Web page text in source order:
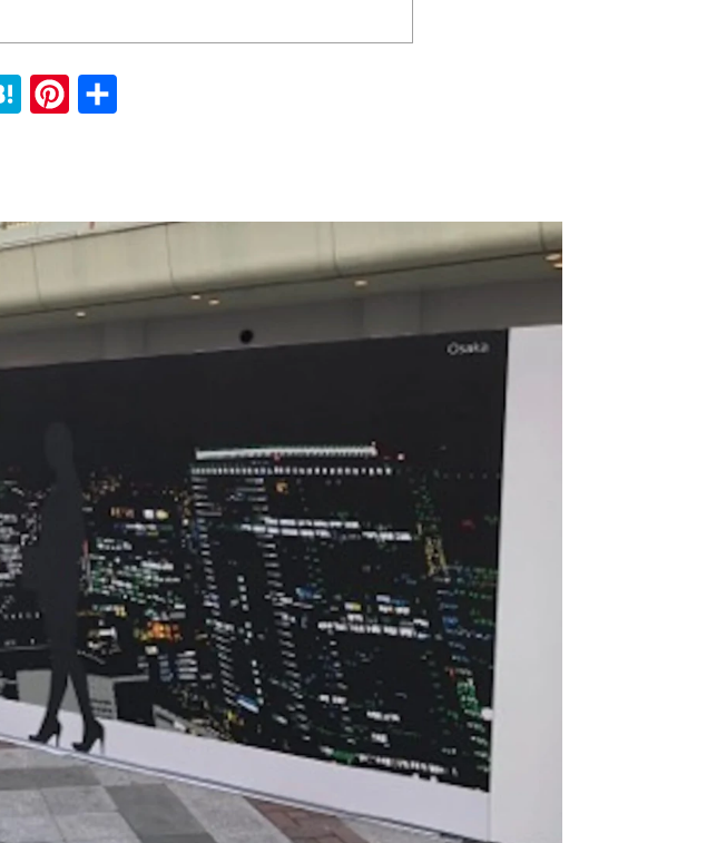
Hatena Pinterest